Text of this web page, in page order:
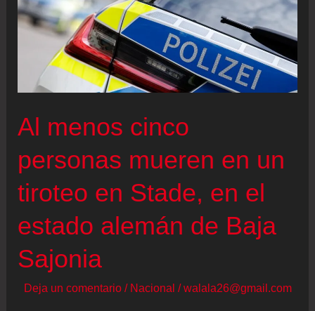
Al menos cinco
personas mueren en un
tiroteo en Stade, en el
estado alemán de Baja
Sajonia
Deja un comentario / Nacional /walala26@gmail.com